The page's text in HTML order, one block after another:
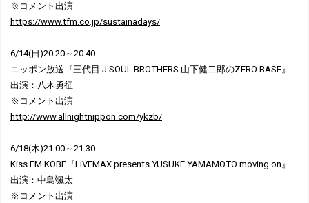
※コメント出演
https://www.tfm.co.jp/sustainadays/
6/14(日)20:20～20:40
ニッポン放送『三代目 J SOUL BROTHERS 山下健二郎のZERO BASE』
出演：八木勇征
※コメント出演
http://www.allnightnippon.com/ykzb/
6/18(木)21:00～21:30
Kiss FM KOBE『LiVEMAX presents YUSUKE YAMAMOTO moving on』
出演：中島颯太
※コメント出演